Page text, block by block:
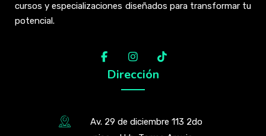
cursos y especializaciones diseñados para transformar tu
potencial.
Dirección
Av. 29 de diciembre 113 2do